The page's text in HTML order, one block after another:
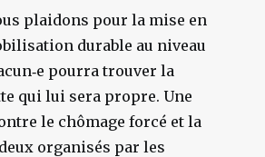
plaidons pour la mise en
durable au niveau
pourra trouver la
qui lui sera propre. Une
le chômage forcé et la
organisés par les